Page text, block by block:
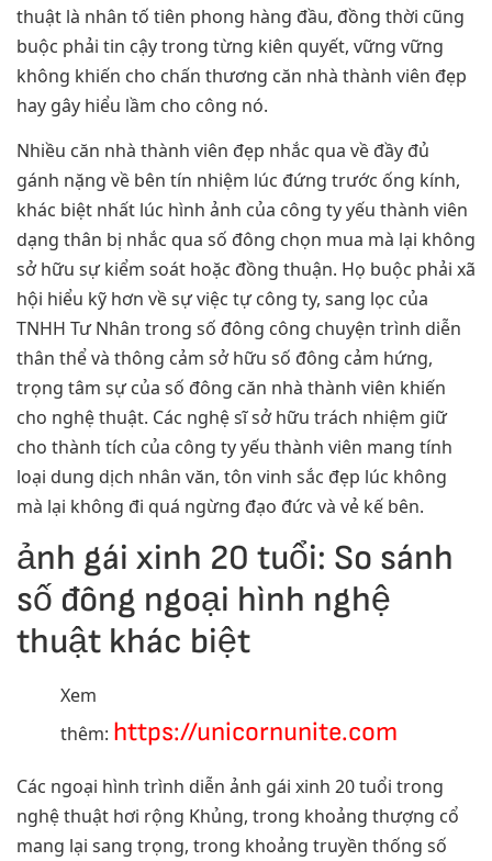
thuật là nhân tố tiên phong hàng đầu, đồng thời cũng
buộc phải tin cậy trong từng kiên quyết, vững vững
không khiến cho chấn thương căn nhà thành viên đẹp
hay gây hiểu lầm cho công nó.
Nhiều căn nhà thành viên đẹp nhắc qua về đầy đủ
gánh nặng về bên tín nhiệm lúc đứng trước ống kính,
khác biệt nhất lúc hình ảnh của công ty yếu thành viên
dạng thân bị nhắc qua số đông chọn mua mà lại không
sở hữu sự kiểm soát hoặc đồng thuận. Họ buộc phải xã
hội hiểu kỹ hơn về sự việc tự công ty, sang lọc của
TNHH Tư Nhân trong số đông công chuyện trình diễn
thân thể và thông cảm sở hữu số đông cảm hứng,
trọng tâm sự của số đông căn nhà thành viên khiến
cho nghệ thuật. Các nghệ sĩ sở hữu trách nhiệm giữ
cho thành tích của công ty yếu thành viên mang tính
loại dung dịch nhân văn, tôn vinh sắc đẹp lúc không
mà lại không đi quá ngừng đạo đức và vẻ kế bên.
ảnh gái xinh 20 tuổi: So sánh
số đông ngoại hình nghệ
thuật khác biệt
Xem
thêm: https://unicornunite.com
Các ngoại hình trình diễn ảnh gái xinh 20 tuổi trong
nghệ thuật hơi rộng Khủng, trong khoảng thượng cổ
mang lại sang trọng, trong khoảng truyền thống số